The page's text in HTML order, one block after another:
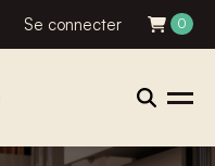
Se connecter 0